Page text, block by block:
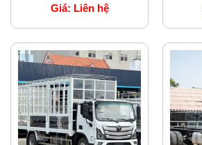
Giá: Liên hệ